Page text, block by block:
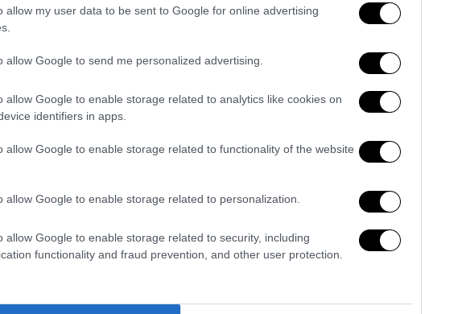
allow my user data to be sent to Google for online advertising
allow Google to send me personalized advertising.
allow Google to enable storage related to analytics like cookies on
identifiers in apps.
allow Google to enable storage related to functionality of the website
allow Google to enable storage related to personalization.
allow Google to enable storage related to security, including
functionality and fraud prevention, and other user protection.
μεγάλη ταχύτητα και να προσκρούσει
Περιπολικού σκάφους Λ.Σ.-ΕΛ.ΑΚΤ.,
Π.Λ.Σ.
θάλασσα
επιβαίνοντες του ταχύπλοου έπεσαν στη
Π.Λ.Σ. πραγματοποιήθηκε περισυλλογή
ανήλικου, χωρίς να υπάρχει
Με την περισυλλογή διαπιστώθηκε ότι
παρασχέθηκαν οι πρώτες βοήθειες,
του.
επιτυχημένες προσπάθειες ανάνηψης
του, με αποτέλεσμα την
στο λιμάνι της Σύμης, ενώ τα